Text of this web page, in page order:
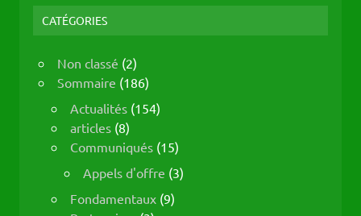
CATÉGORIES
Non classé (2)
Sommaire (186)
Actualités (154)
articles (8)
Communiqués (15)
Appels d'offre (3)
Fondamentaux (9)